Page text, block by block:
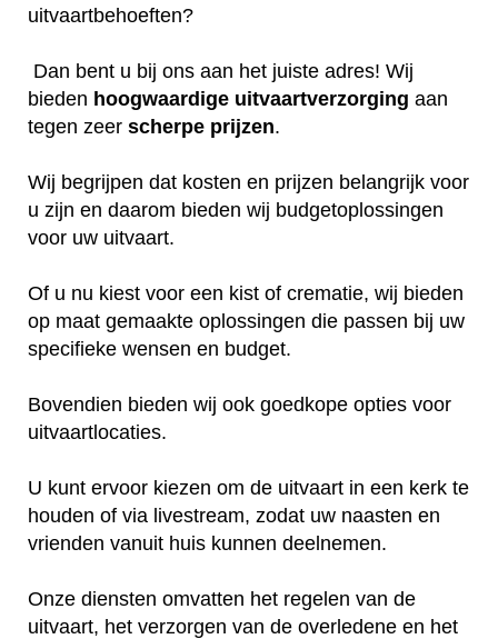
uitvaartbehoeften?
Dan bent u bij ons aan het juiste adres! Wij
bieden hoogwaardige uitvaartverzorging aan
tegen zeer scherpe prijzen.
Wij begrijpen dat kosten en prijzen belangrijk voor
u zijn en daarom bieden wij budgetoplossingen
voor uw uitvaart.
Of u nu kiest voor een kist of crematie, wij bieden
op maat gemaakte oplossingen die passen bij uw
specifieke wensen en budget.
Bovendien bieden wij ook goedkope opties voor
uitvaartlocaties.
U kunt ervoor kiezen om de uitvaart in een kerk te
houden of via livestream, zodat uw naasten en
vrienden vanuit huis kunnen deelnemen.
Onze diensten omvatten het regelen van de
uitvaart, het verzorgen van de overledene en het